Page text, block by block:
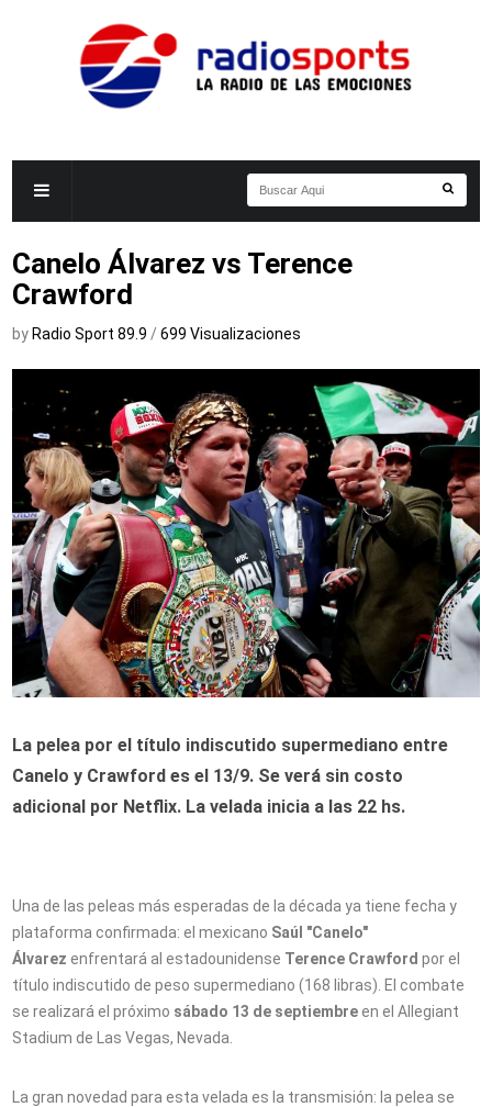
Canelo Álvarez vs Terence
Crawford
by Radio Sport 89.9 /699 Visualizaciones
La pelea por el título indiscutido supermediano entre
Canelo y Crawford es el 13/9. Se verá sin costo
adicional por Netflix. La velada inicia a las 22 hs.
Una de las peleas más esperadas de la década ya tiene fecha y
plataforma confirmada: el mexicano Saúl "Canelo"
Álvarez enfrentará al estadounidense Terence Crawford por el
título indiscutido de peso supermediano (168 libras). El combate
se realizará el próximo sábado 13 de septiembreen el Allegiant
Stadium de Las Vegas, Nevada.
La gran novedad para esta velada es la transmisión: la pelea se